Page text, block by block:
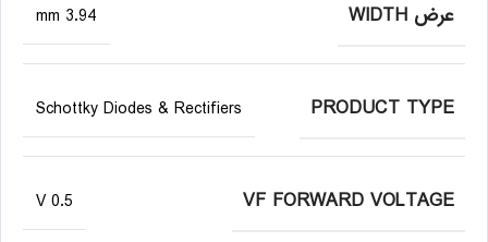
عرض WIDTH 3.94 mm
PRODUCT TYPE
Schottky Diodes & Rectifiers
VF FORWARD VOLTAGE
0.5 V